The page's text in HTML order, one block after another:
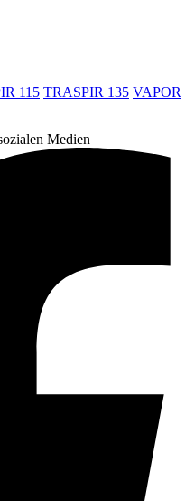
115 TRASPIR 135 VAPOR
Medien